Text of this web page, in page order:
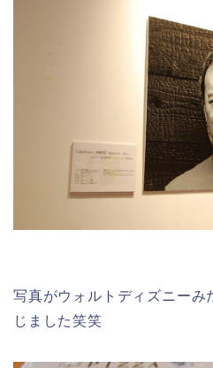
写真がウォルトディズニーみ
じました笑笑